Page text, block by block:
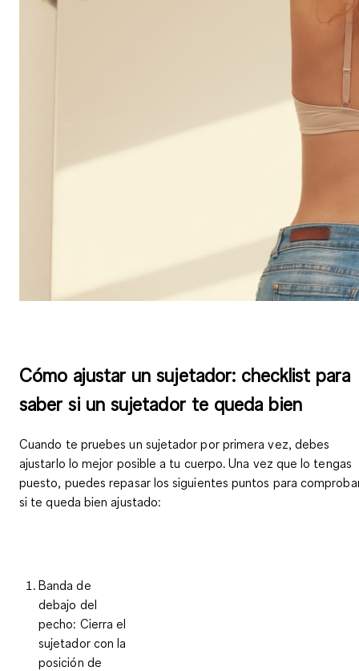
Cómo ajustar un sujetador: checklist para
saber si un sujetador te queda bien
Cuando te pruebes un sujetador por primera vez, debes
ajustarlo lo mejor posible a tu cuerpo. Una vez que lo tengas
puesto, puedes repasar los siguientes puntos para
si te queda bien ajustado:
Banda de
debajo del
pecho: Cierra el
sujetador con la
posición de